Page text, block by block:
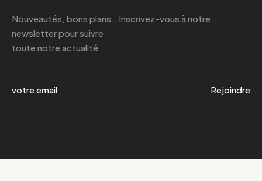
Nouveautés, bons plans.. Inscrivez-vous à notre
newsletterpour suivre
toute notre actualité
Rejoindre